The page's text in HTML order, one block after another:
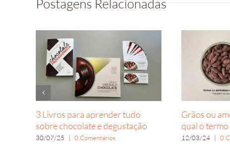
Postagens Relacionadas
3 Livros para aprender tudo
sobre chocolate e degustação
30/07/25 | 0 Comentários
Grãos ou
qual o
12/03/24 | 0